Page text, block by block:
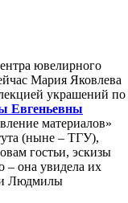
ювелирного
Мария Яковлева
украшений по
Евгеньевны
материалов»
(ныне – ТГУ),
гостьи, эскизы
– она увидела их
Людмилы